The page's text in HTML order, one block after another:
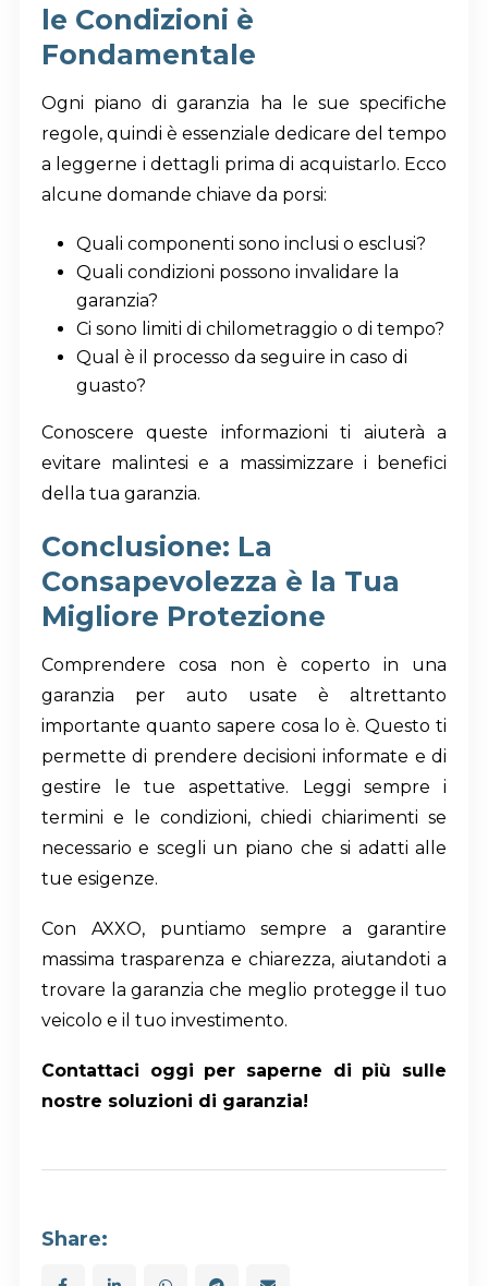
le Condizioni è
Fondamentale
Ogni piano di garanzia ha le sue specifiche
regole, quindi è essenziale dedicare del tempo
a leggerne i dettagli prima di acquistarlo. Ecco
alcune domande chiave da porsi:
Quali componenti sono inclusi o esclusi?
Quali condizioni possono invalidare la
garanzia?
Ci sono limiti di chilometraggio o di tempo?
Qual è il processo da seguire in caso di
guasto?
Conoscere queste informazioni ti aiuterà a
evitare malintesi e a massimizzare i benefici
della tua garanzia.
Conclusione: La
Consapevolezza è la Tua
Migliore Protezione
Comprendere cosa non è coperto in una
garanzia per auto usate è altrettanto
importante quanto sapere cosa lo è. Questo ti
permette di prendere decisioni informate e di
gestire le tue aspettative. Leggi sempre i
termini e le condizioni, chiedi chiarimenti se
necessario e scegli un piano che si adatti alle
tue esigenze.
Con AXXO, puntiamo sempre a garantire
massima trasparenza e chiarezza, aiutandoti a
trovare la garanzia che meglio protegge il tuo
veicolo e il tuo investimento.
Contattaci oggi per saperne di più sulle
nostre soluzioni di garanzia!
Share: